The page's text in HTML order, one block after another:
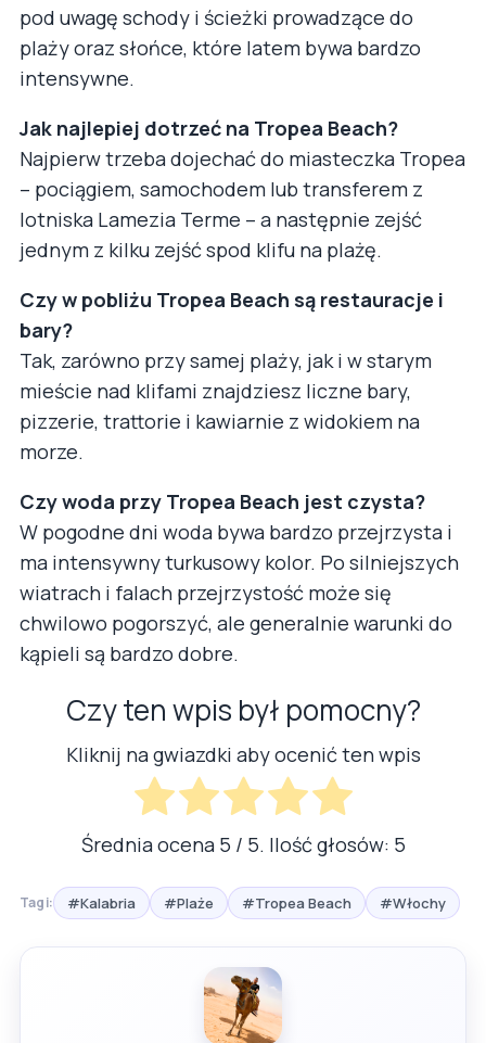
pod uwagę schody i ścieżki prowadzące do
plaży oraz słońce, które latem bywa bardzo
intensywne.
Jak najlepiej dotrzeć na Tropea Beach?
Najpierw trzeba dojechać do miasteczka Tropea
– pociągiem, samochodem lub transferem z
lotniska Lamezia Terme – a następnie zejść
jednym z kilku zejść spod klifu na plażę.
Czy w pobliżu Tropea Beach są restauracje i
bary?
Tak, zarówno przy samej plaży, jak i w starym
mieście nad klifami znajdziesz liczne bary,
pizzerie, trattorie i kawiarnie z widokiem na
morze.
Czy woda przy Tropea Beach jest czysta?
W pogodne dni woda bywa bardzo przejrzysta i
ma intensywny turkusowy kolor. Po silniejszych
wiatrach i falach przejrzystość może się
chwilowo pogorszyć, ale generalnie warunki do
kąpieli są bardzo dobre.
Czy ten wpis był pomocny?
Kliknij na gwiazdki aby ocenić ten wpis
Średnia ocena 5 / 5. Ilość głosów: 5
Tagi: #Kalabria #Plaże #Tropea Beach #Włochy